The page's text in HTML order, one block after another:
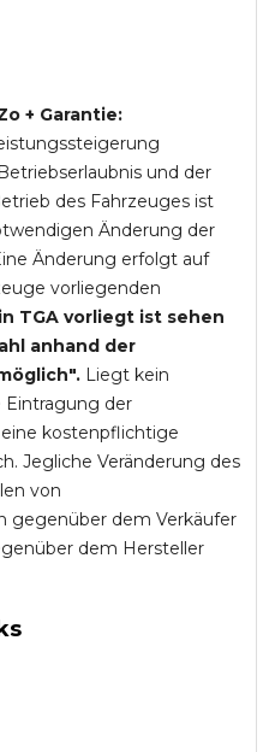
+ Garantie:
und der
des Fahrzeuges ist
Änderung der
Änderung erfolgt auf
vorliegenden
TGA vorliegt ist sehen
anhand der
Liegt kein
Eintragung der
kostenpflichtige
Jegliche Veränderung des
von
gegenüber dem Verkäufer
dem Hersteller